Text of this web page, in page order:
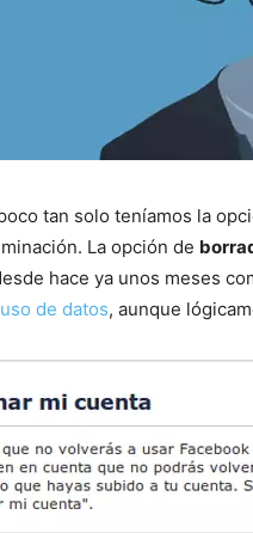
tan solo teníamos la
La opción de
hace ya unos meses
de datos, aunque